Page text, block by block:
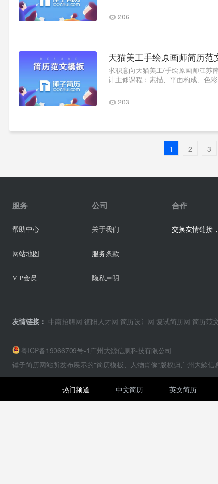
206
天猫美工手绘原画师简历范
求职意向天猫美工/手绘原画师江苏
计主修课程：素描、平面构成、色
203
1 2 3
服务
帮助中心
网站地图
VIP会员
公司
关于我们
服务条款
隐私声明
合作
交换友情链接
友情链接： 中南招聘网 衡阳人才网 简历设计网 复试简历网 简历范
粤ICP备19066709号-1 广州大鲸信息科技有限公司
锤子简历网站所发布展示的“简历模板、人物肖像”版权归广州大鲸
热门频道 中文简历 英文简历